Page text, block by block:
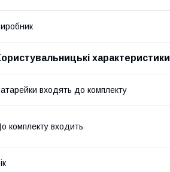
характеристики
входять до комплекту
комплекту входить